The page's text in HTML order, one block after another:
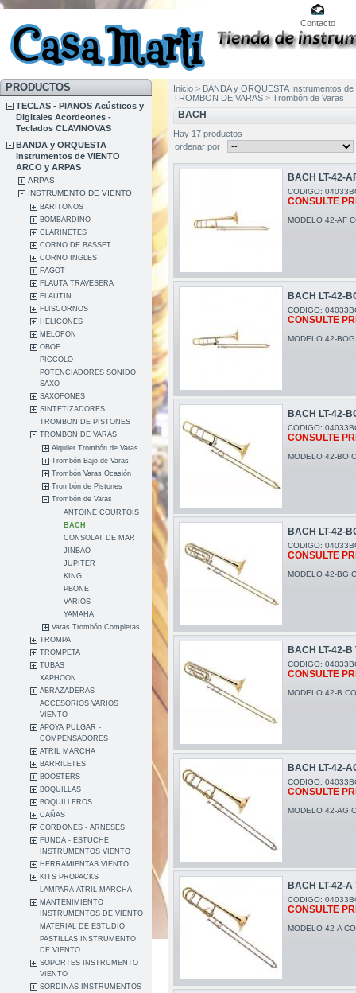
Contacto
PRODUCTOS
TECLAS - PIANOS Acústicos y
Digitales Acordeones -
Teclados CLAVINOVAS
BANDA y ORQUESTA
Instrumentos de VIENTO
ARCO y ARPAS
ARPAS
INSTRUMENTO DE VIENTO
BARITONOS
BOMBARDINO
CLARINETES
CORNO DE BASSET
CORNO INGLES
FAGOT
FLAUTA TRAVESERA
FLAUTIN
FLISCORNOS
HELICONES
MELOFON
OBOE
PICCOLO
POTENCIADORES SONIDO
SAXO
SAXOFONES
SINTETIZADORES
TROMBON DE PISTONES
TROMBON DE VARAS
Alquiler Trombón de Varas
Trombón Bajo de Varas
Trombón Varas Ocasión
Trombón de Pistones
Trombón de Varas
ANTOINE COURTOIS
BACH
CONSOLAT DE MAR
JINBAO
JUPITER
KING
PBONE
VARIOS
YAMAHA
Varas Trombón Completas
TROMPA
TROMPETA
TUBAS
XAPHOON
ABRAZADERAS
ACCESORIOS VARIOS
VIENTO
APOYA PULGAR -
COMPENSADORES
ATRIL MARCHA
BARRILETES
BOOSTERS
BOQUILLAS
BOQUILLEROS
CAÑAS
CORDONES - ARNESES
FUNDA - ESTUCHE
INSTRUMENTOS VIENTO
HERRAMIENTAS VIENTO
KITS PROPACKS
LAMPARA ATRIL MARCHA
MANTENIMIENTO
INSTRUMENTOS DE VIENTO
MATERIAL DE ESTUDIO
PASTILLAS INSTRUMENTO
DE VIENTO
SOPORTES INSTRUMENTO
VIENTO
SORDINAS INSTRUMENTOS
Inicio > BANDA y ORQUESTA Instrumentos
TROMBON DE VARAS > Trombón de Varas
BACH
Hay 17 productos
ordenar por
BACH LT-42-
CODIGO:
CONSULTE
MODELO 42-AF
BACH LT-42-
CODIGO:
CONSULTE
MODELO 42-
BACH LT-42-
CODIGO:
CONSULTE
MODELO 42-BO
BACH LT-42-
CODIGO:
CONSULTE
MODELO 42-BG
BACH LT-42-B
CODIGO:
CONSULTE
MODELO 42-B
BACH LT-42-
CODIGO:
CONSULTE
MODELO 42-AG
BACH LT-42-A
CODIGO:
CONSULTE
MODELO 42-A